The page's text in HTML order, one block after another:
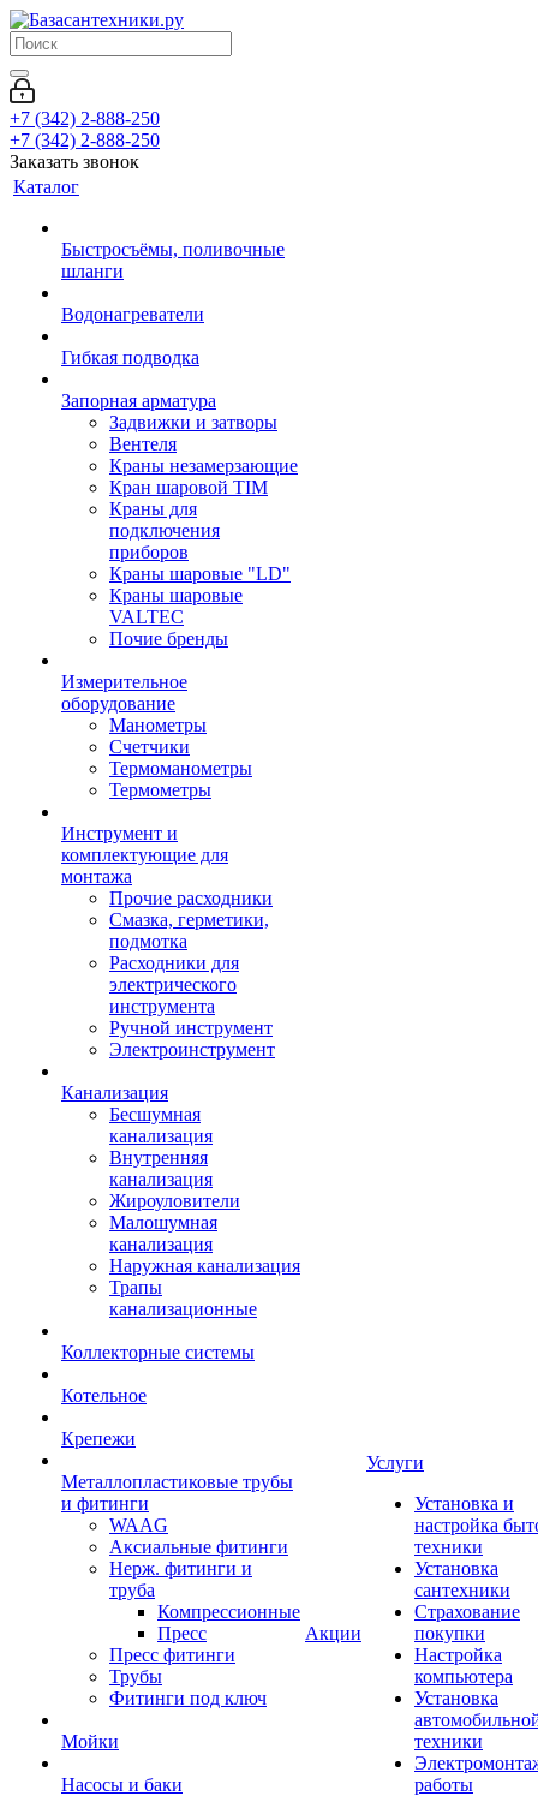
+7 (342) 2-888-250
+7 (342) 2-888-250
Заказать звонок
Каталог
Быстросъёмы, поливочные
шланги
Водонагреватели
Гибкая подводка
Запорная арматура
Задвижки и затворы
Вентеля
Краны незамерзающие
Кран шаровой TIM
Краны для
подключения
приборов
Краны шаровые "LD"
Краны шаровые
VALTEC
Почие бренды
Измерительное
оборудование
Манометры
Счетчики
Термоманометры
Термометры
Инструмент и
комплектующие для
монтажа
Прочие расходники
Смазка, герметики,
подмотка
Расходники для
электрического
инструмента
Ручной инструмент
Электроинструмент
Канализация
Бесшумная
канализация
Внутренняя
канализация
Жироуловители
Малошумная
канализация
Наружная канализация
Трапы
канализационные
Коллекторные системы
Котельное
Крепежи
Металлопластиковые трубы
и фитинги
WAAG
Аксиальные фитинги
Нерж. фитинги и
труба
Компрессионные
Пресс
Пресс фитинги
Трубы
Фитинги под ключ
Мойки
Насосы и баки
Акции
Услуги
Установка и
настройка
техники
Установка
сантехники
Страхование
покупки
Настройка
компьютера
Установка
техники
работы